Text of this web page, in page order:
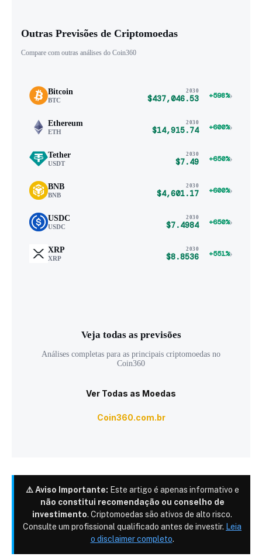
Outras Previsões de Criptomoedas
Compare com outras análises do Coin360
Bitcoin
BTC
2030
$437,046.53 +598%›
Ethereum
ETH
2030
$14,915.74 +600%›
Tether
USDT
2030
$7.49 +650%›
BNB
BNB
2030
$4,601.17 +600%›
USDC
USDC
2030
$7.4984 +650%›
XRP
XRP
2030
$8.8536 +551%›
Veja todas as previsões
Análises completas para as principais criptomoedas no
Coin360
Ver Todas as Moedas
Coin360.com.br
⚠️ Aviso Importante: Este artigo é apenas informativo e
não constitui recomendação ou conselho de
investimento. Criptomoedas são ativos de alto risco.
Consulte um profissional qualificado antes de investir. Leia
o disclaimer completo.